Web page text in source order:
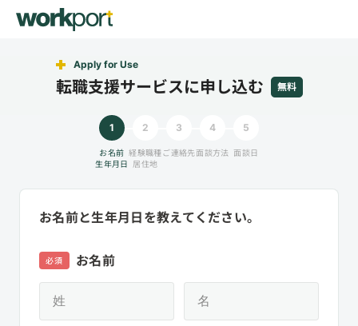
Apply for Use
転職支援サービスに申し込む 無料
1
お名前
生年月日
2
経験職種
居住地
3
ご連絡先
4
面談方法
5
面談日
お名前と生年月日を教えてください。
お名前
必須